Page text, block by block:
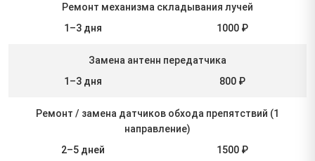
Ремонт механизма складывания лучей
1–3 дня
1000 ₽
Замена антенн передатчика
1–3 дня
800 ₽
Ремонт / замена датчиков обхода препятствий (1
направление)
2–5 дней
1500 ₽